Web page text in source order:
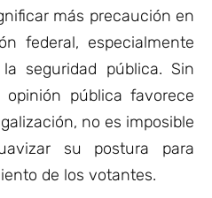
más precaución en
federal, especialmente
seguridad pública. Sin
pública favorece
no es imposible
su postura para
de los votantes.